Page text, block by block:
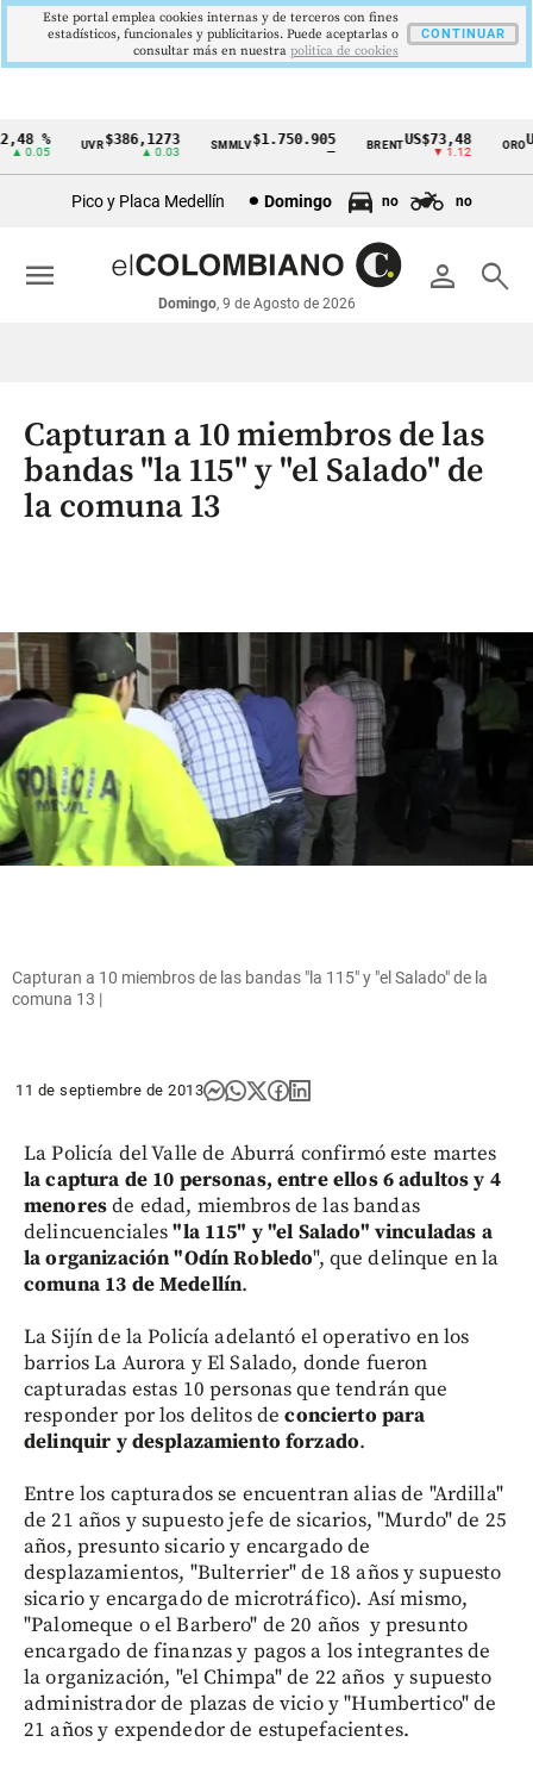
Cintillo
económicos
Colombia
%
0.05
UVR$386,1273
▲ 0.03
SMMLV$1.750.905 BRENTUS$73,48
▼ 1.12
ORO
Pico y Placa Medellín Domingo no no
person search
Domingo, 9 de Agosto de 2026
menu
Capturan a 10 miembros de las
bandas "la 115" y "el Salado" de
la comuna 13
Capturan a 10 miembros de las bandas "la 115" y "el Salado" de la
comuna 13 |
11 de septiembre de 2013
La Policía del Valle de Aburrá confirmó este martes
la captura de 10 personas, entre ellos 6 adultos y 4
menoresde edad, miembros de las bandas
delincuenciales"la 115" y "el Salado" vinculadas a
la organización "Odín Robledo", que delinque en la
comuna 13 de Medellín.
La Sijín de la Policía adelantó el operativo en los
barrios La Aurora y El Salado, donde fueron
capturadas estas 10 personas que tendrán que
responder por los delitos deconcierto para
delinquir y desplazamiento forzado.
Entre los capturados se encuentran alias de "Ardilla"
de 21 años y supuesto jefe de sicarios, "Murdo" de 25
años, presunto sicario y encargado de
desplazamientos, "Bulterrier" de 18 años y supuesto
sicario y encargado de microtráfico). Así mismo,
"Palomeque o el Barbero" de 20 años y presunto
encargado de finanzas y pagos a los integrantes de
la organización, "el Chimpa" de 22 años y supuesto
administrador de plazas de vicio y "Humbertico" de
21 años y expendedor de estupefacientes.
Este portal emplea cookies internas y de terceros con fines
estadísticos, funcionales y publicitarios. Puede aceptarlas o
consultar más en nuestra politica de cookies
CONTINUAR